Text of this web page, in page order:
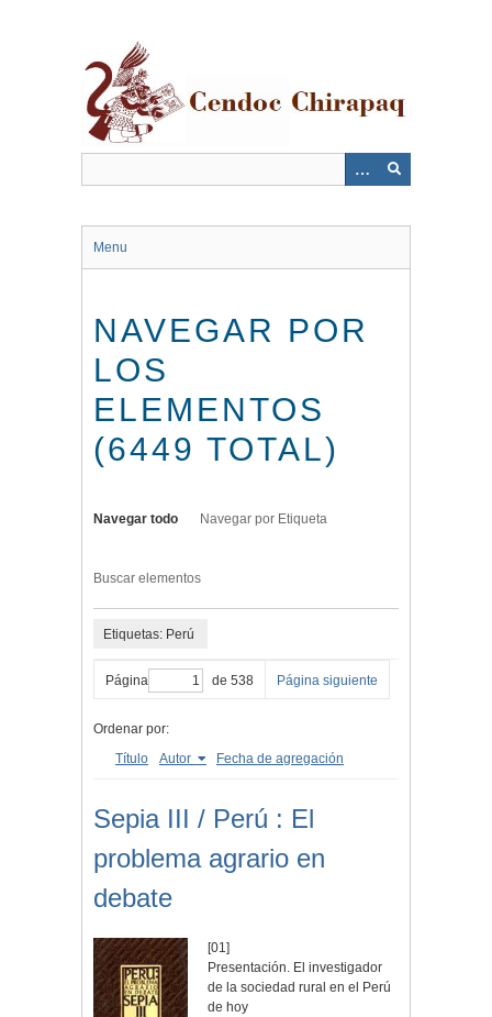
Menu
NAVEGAR POR
LOS
ELEMENTOS
(6449 TOTAL)
Navegar todo Navegar por Etiqueta
Buscar elementos
Etiquetas: Perú
Página de 538 Página siguiente
Ordenar por:
Título
Autor Fecha de agregación
Sepia III / Perú : El
problema agrario en
debate
[01]
Presentación. El investigador
de la sociedad rural en el Perú
de hoy